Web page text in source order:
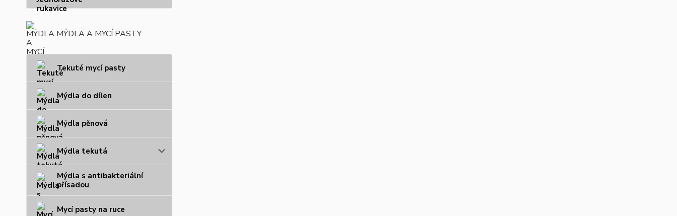
MÝDLA A MYCÍ PASTY
Tekuté mycí pasty
Mýdla do dílen
Mýdla pěnová
Mýdla tekutá
Mýdla s antibakteriální
přísadou
Mycí pasty na ruce